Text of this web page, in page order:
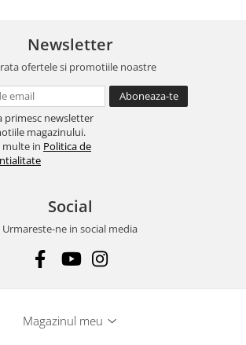
Newsletter
ofertele si promotiile noastre
primesc newsletter
magazinului.
multe in Politica de
Social
Urmareste-ne in social media
Magazinul meu